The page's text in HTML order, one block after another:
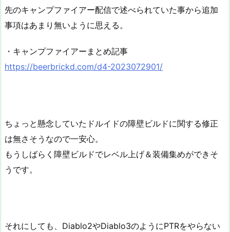
先のキャンプファイアー配信で述べられていた事から追加
事項はあまり無いように思える。
・キャンプファイアーまとめ記事
https://beerbrickd.com/d4-2023072901/
ちょっと懸念していたドルイドの障壁ビルドに関する修正
は無さそうなので一安心。
もうしばらく障壁ビルドでレベル上げ＆装備集めができそ
うです。
それにしても、Diablo2やDiablo3のようにPTRをやらない